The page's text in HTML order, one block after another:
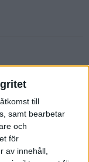
till
samt bearbetar
och
för
av innehåll,
Svar
17 Januari